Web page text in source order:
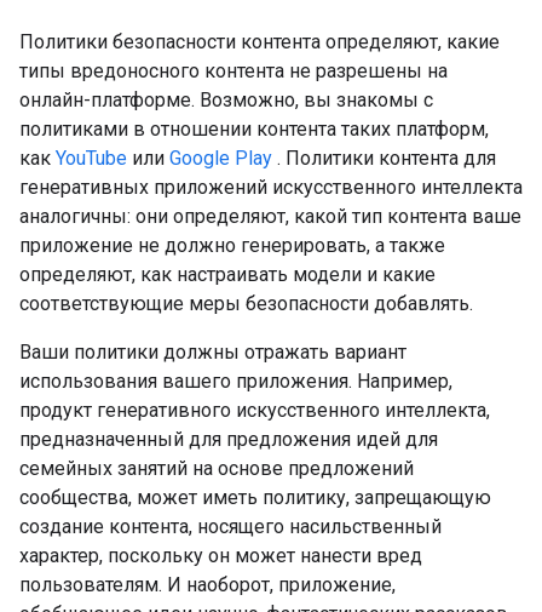
Политики безопасности контента определяют, какие
типы вредоносного контента не разрешены на
онлайн-платформе. Возможно, вы знакомы с
политиками в отношении контента таких платформ,
как YouTube или Google Play . Политики контента для
генеративных приложений искусственного интеллекта
аналогичны: они определяют, какой тип контента ваше
приложение не должно генерировать, а также
определяют, как настраивать модели и какие
соответствующие меры безопасности добавлять.
Ваши политики должны отражать вариант
использования вашего приложения. Например,
продукт генеративного искусственного интеллекта,
предназначенный для предложения идей для
семейных занятий на основе предложений
сообщества, может иметь политику, запрещающую
создание контента, носящего насильственный
характер, поскольку он может нанести вред
пользователям. И наоборот, приложение,